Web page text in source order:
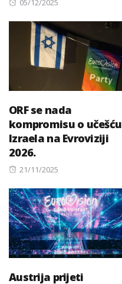
05/12/2025
ORF se nada
kompromisu o učešću
Izraela na Evroviziji
2026.
Posted
21/11/2025
Austrija prijeti